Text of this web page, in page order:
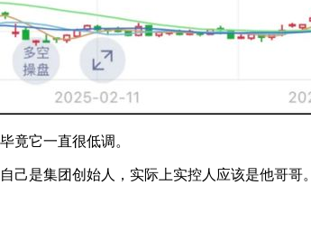
竟它一直很低调。
己是集团创始人，实际上实控人应该是他哥哥。